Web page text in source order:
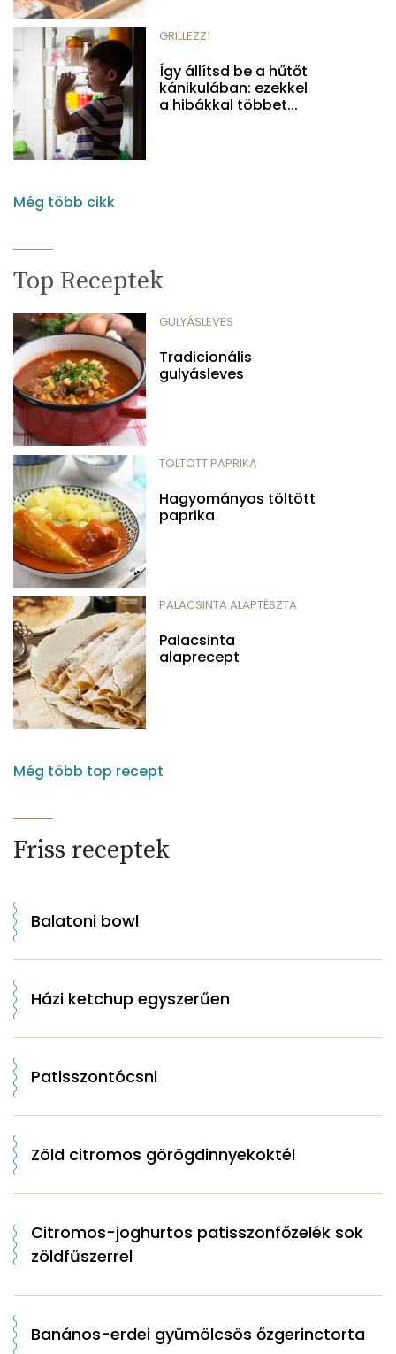
GRILLEZZ!
Így állítsd be a hűtőt
kánikulában: ezekkel
a hibákkal többet...
Még több cikk
Top Receptek
GULYÁSLEVES
Tradicionális
gulyásleves
TÖLTÖTT PAPRIKA
Hagyományos töltött
paprika
PALACSINTA ALAPTÉSZTA
Palacsinta
alaprecept
Még több top recept
Friss receptek
Balatoni bowl
Házi ketchup egyszerűen
Patisszontócsni
Zöld citromos görögdinnyekoktél
Citromos-joghurtos patisszonfőzelék sok
zöldfűszerrel
Banános-erdei gyümölcsös őzgerinctorta